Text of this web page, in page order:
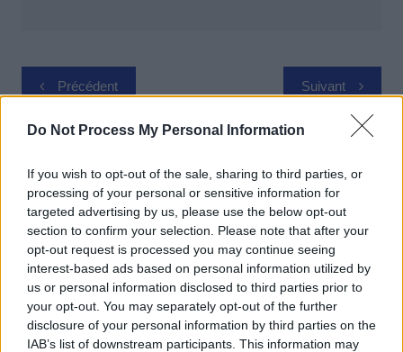
Do Not Process My Personal Information
If you wish to opt-out of the sale, sharing to third parties, or
processing of your personal or sensitive information for
targeted advertising by us, please use the below opt-out
section to confirm your selection. Please note that after your
opt-out request is processed you may continue seeing
interest-based ads based on personal information utilized by
us or personal information disclosed to third parties prior to
your opt-out. You may separately opt-out of the further
disclosure of your personal information by third parties on the
IAB’s list of downstream participants. This information may
Navigation
l’article
Précédent Suivant